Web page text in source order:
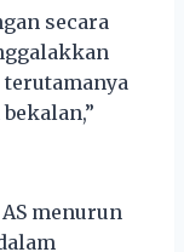
secara
menurun